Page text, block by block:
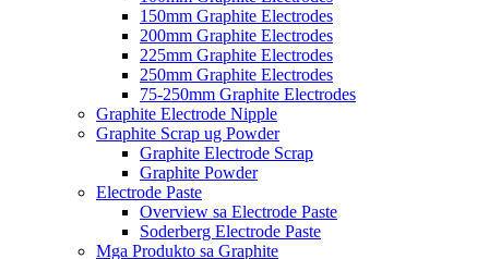
150mm Graphite Electrodes
200mm Graphite Electrodes
225mm Graphite Electrodes
250mm Graphite Electrodes
75-250mm Graphite Electrodes
Graphite Electrode Nipple
Graphite Scrap ug Powder
Graphite Electrode Scrap
Graphite Powder
Electrode Paste
Overview sa Electrode Paste
Soderberg Electrode Paste
Mga Produkto sa Graphite